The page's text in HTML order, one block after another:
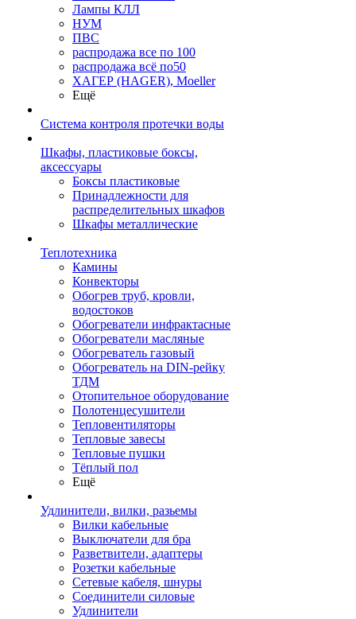
Лампы КЛЛ
НУМ
ПВС
распродажа все по 100
распродажа всё по50
ХАГЕР (HAGER), Moeller
Ещё
Система контроля протечки воды
Шкафы, пластиковые боксы,
аксессуары
Боксы пластиковые
Принадлежности для
распределительных шкафов
Шкафы металлические
Теплотехника
Камины
Конвекторы
Обогрев труб, кровли,
водостоков
Обогреватели инфрактасные
Обогреватели масляные
Обогреватель газовый
Обогреватель на DIN-рейку
ТДМ
Отопительное оборудование
Полотенцесушители
Тепловентиляторы
Тепловые завесы
Тепловые пушки
Тёплый пол
Ещё
Удлинители, вилки, разьемы
Вилки кабельные
Выключатели для бра
Разветвители, адаптеры
Розетки кабельные
Сетевые кабеля, шнуры
Соединители силовые
Удлинители